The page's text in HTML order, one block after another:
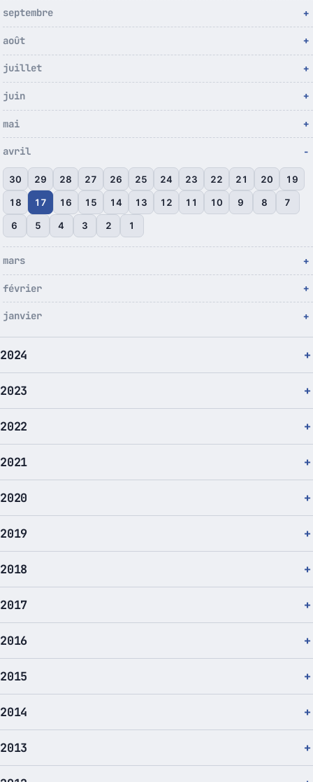
septembre
août
juillet
juin
mai
avril
30 29 28 27 26 25 24 23 22 21 20 19
18 17 16 15 14 13 12 11 10 9 8 7
6 5 4 3 2 1
mars
février
janvier
2024
2023
2022
2021
2020
2019
2018
2017
2016
2015
2014
2013